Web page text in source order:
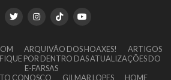
ARQUIVÃO DOS HOAXES!
ARTIGOS
FIQUE POR DENTRO DAS ATUALIZAÇÕES DO
E-FARSAS
CONOSCO
GILMAR LOPES HOME